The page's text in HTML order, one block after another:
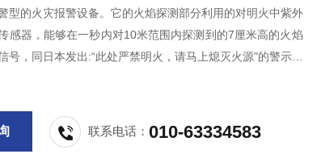
型的火灾报警设备。它的火焰探测部分利用的对明火中紫外
感器，能够在一秒内对10米范围内探测到的7厘米高的火焰
号，同日本发出:“此处严禁明火，请马上熄灭火源"的警示语
联系电话：010-63334583